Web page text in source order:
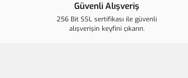
Güvenli Alışveriş
256 Bit SSL sertifikası ile güvenli
alışverişin keyfini çıkarın.